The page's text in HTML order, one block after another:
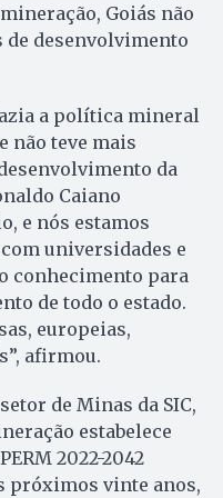
Goiás não
de desenvolvimento
a política mineral
não teve mais
da
Caiano
e nós estamos
universidades e
conhecimento para
de todo o estado.
europeias,
afirmou.
de Minas da SIC,
estabelece
2022-2042
próximos vinte anos,